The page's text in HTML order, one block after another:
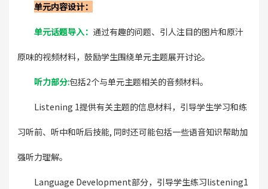
单元内容设计：
单元话题导入： 通过有趣的问题、引人注目的图片和原汁
原味的视频材料，鼓励学生围绕单元主题展开讨论。
听力部分:包括2个与单元主题相关的音频材料。
Listening 1提供有关主题的信息材料，引导学生学习和练
习听前、听中和听后技能, 同时还可能包括一些语音知识帮助加
强听力理解。
Language Development部分，引导学生练习listening1